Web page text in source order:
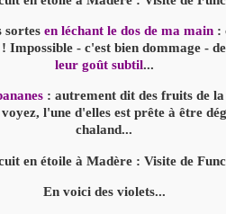
sortes en léchant le dos de ma main :
Impossible - c'est bien dommage -
leur goût subtil...
: autrement dit des fruits de
l'une d'elles est prête à être
chaland...
En voici des violets...